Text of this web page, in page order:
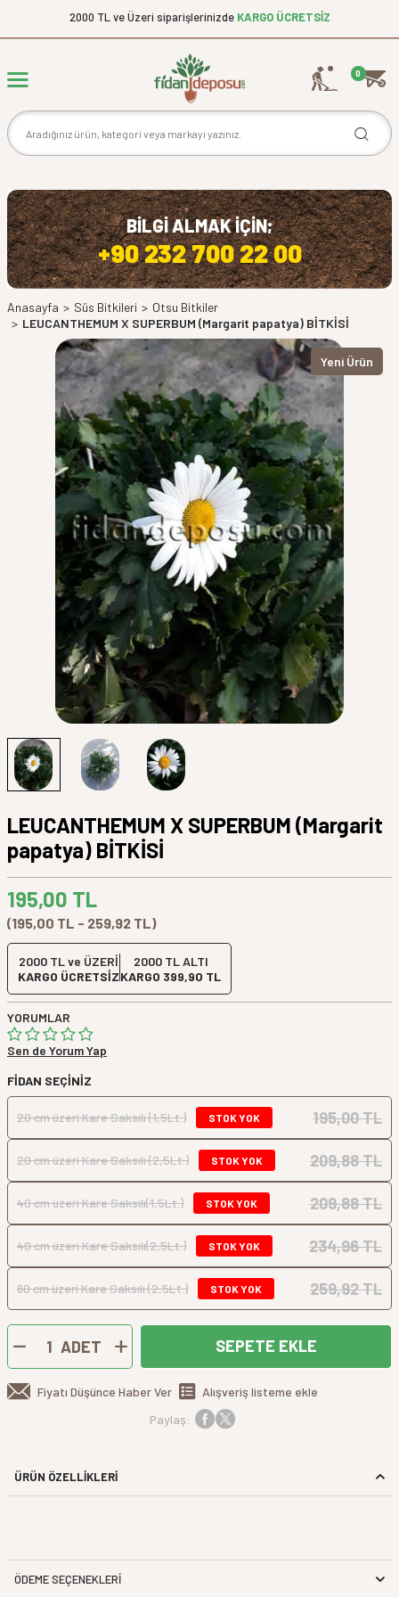
2000 TL ve Üzeri siparişlerinizde KARGO ÜCRETSİZ
0
BİLGİ ALMAK İÇİN;
+90 232 700 22 00
Anasayfa > Süs Bitkileri > Otsu Bitkiler
> LEUCANTHEMUM X SUPERBUM (Margarit papatya) BİTKİSİ
Yeni Ürün
LEUCANTHEMUM X SUPERBUM (Margarit
papatya) BİTKİSİ
195,00 TL
(195,00 TL - 259,92 TL)
2000 TL ve ÜZERİ
KARGO ÜCRETSİZ
2000 TL ALTI
KARGO 399,90 TL
YORUMLAR
Sen de Yorum Yap
FIDAN SEÇINIZ
20 cm üzeri Kare Saksılı (1,5Lt.) STOK YOK 195,00 TL
20 cm üzeri Kare Saksılı (2,5Lt.) STOK YOK 209,88 TL
40 cm üzeri Kare Saksılı(1,5Lt.) STOK YOK 209,88 TL
40 cm üzeri Kare Saksılı(2,5Lt.) STOK YOK 234,96 TL
60 cm üzeri Kare Saksılı (2,5Lt.) STOK YOK 259,92 TL
ADET SEPETE EKLE
Alışveriş listeme ekle
Fiyatı Düşünce Haber Ver
Paylaş:
ÜRÜN ÖZELLİKLERİ
ÖDEME SEÇENEKLERI